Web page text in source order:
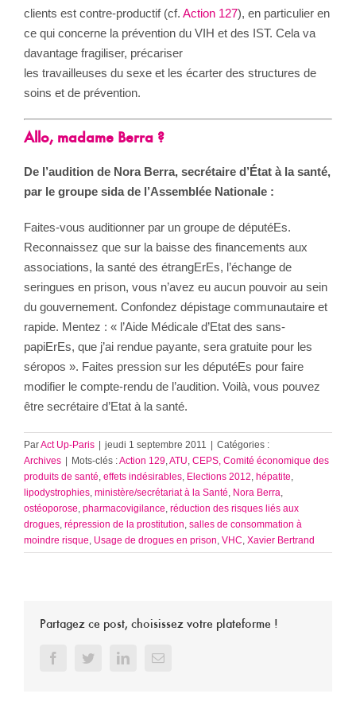
clients est contre-productif (cf. Action 127), en particulier en
ce qui concerne la prévention du VIH et des IST. Cela va
davantage fragiliser, précariser
les travailleuses du sexe et les écarter des structures de
soins et de prévention.
Allo, madame Berra ?
De l’audition de Nora Berra, secrétaire d’État à la santé,
par le groupe sida de l’Assemblée Nationale :
Faites-vous auditionner par un groupe de députéEs.
Reconnaissez que sur la baisse des financements aux
associations, la santé des étrangErEs, l’échange de
seringues en prison, vous n’avez eu aucun pouvoir au sein
du gouvernement. Confondez dépistage communautaire et
rapide. Mentez : « l’Aide Médicale d’Etat des sans-
papiErEs, que j’ai rendue payante, sera gratuite pour les
séropos ». Faites pression sur les députéEs pour faire
modifier le compte-rendu de l’audition. Voilà, vous pouvez
être secrétaire d’Etat à la santé.
ParAct Up-Paris | jeudi 1 septembre 2011 | Catégories :
Archives | Mots-clés :Action 129 ATU CEPS, Comité économique des
produits de santé effets indésirables Elections 2012 hépatite
lipodystrophies ministère/secrétariat à la Santé Nora Berra
ostéoporose pharmacovigilance réduction des risques liés aux
drogues répression de la prostitution salles de consommation à
moindre risque Usage de drogues en prison VHC Xavier Bertrand
Partagez ce post, choisissez votre plateforme !
FacebookTwitterLinkedInEmail